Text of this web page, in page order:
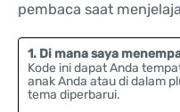
pembaca saat
1. Di mana saya
Kode ini dapat Anda
anak Anda atau di dalam
tema diperbarui.